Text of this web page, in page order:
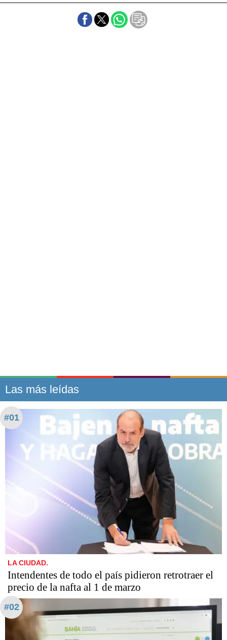
Las más leídas
#01
LA CIUDAD.
Intendentes de todo el país pidieron retrotraer el
precio de la nafta al 1 de marzo
#02